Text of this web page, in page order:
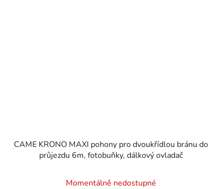
CAME KRONO MAXI pohony pro dvoukřídlou bránu do
průjezdu 6m, fotobuňky, dálkový ovladač
Momentálně nedostupné